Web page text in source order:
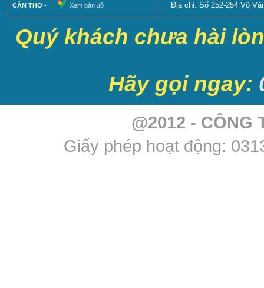
CẦN THƠ - Xem bản đồ Địa chỉ: Số 252-254 Võ
Quý khách chưa hài
Hãy gọi ngay:
@2012 - CÔNG
Giấy phép hoạt động: